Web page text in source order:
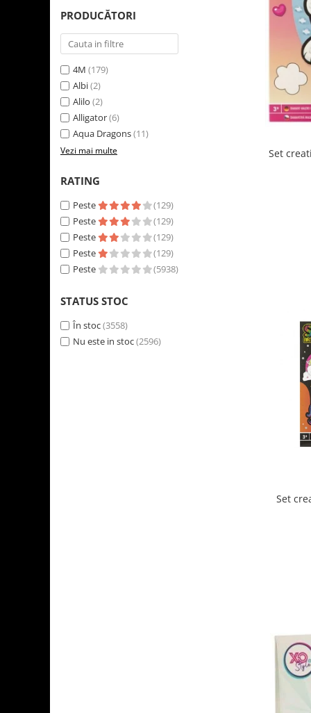
LEGO Creator Expert
LEGO Architecture
LEGO Ideas
LEGO Speed Champions
PRODUCĂTORI
4M (179)
Albi(2)
Alilo (2)
Alligator(6)
Aqua Dragons(11)
Vezi mai multe
RATING
Peste
(129)
Peste
(129)
Peste
(129)
Peste
(129)
Peste
(5938)
STATUS STOC
În stoc(3558)
Nu este in stoc(2596)
Set
Set